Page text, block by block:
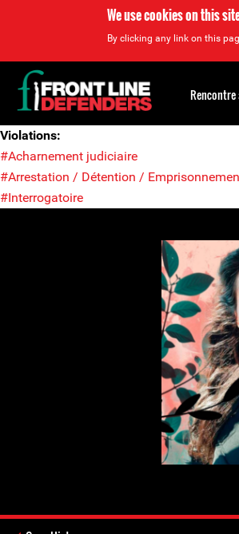
We use cookies on this
By clicking any link on this
Back
to
top
Violations:
#Acharnement judiciaire
#Arrestation / Détention /
#Interrogatoire
Back
to
top
Rencontre